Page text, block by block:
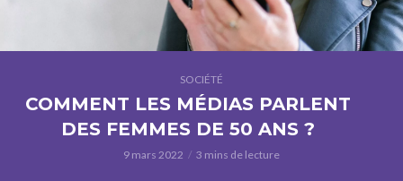
SOCIÉTÉ
COMMENT LES MÉDIAS PARLENT
DES FEMMES DE 50 ANS ?
9 mars 2022 3 mins de lecture